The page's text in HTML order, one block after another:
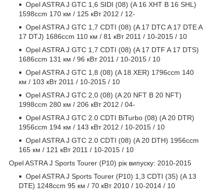
Opel ASTRA J GTC 1,6 SIDI (08) (A 16 XHT B 16 SHL)
1598ccm 170 км / 125 кВт 2012 / 12-
Opel ASTRA J GTC 1,7 CDTI (08) (A 17 DTC A 17 DTE A
17 DTJ) 1686ccm 110 км / 81 кВт 2011 / 10-2015 / 10
Opel ASTRA J GTC 1,7 CDTI (08) (A 17 DTF A 17 DTS)
1686ccm 131 км / 96 кВт 2011 / 10-2015 / 10
Opel ASTRA J GTC 1,8 (08) (A 18 XER) 1796ccm 140
км / 103 кВт 2011 / 10-2015 / 10
Opel ASTRA J GTC 2,0 (08) (A 20 NFT B 20 NFT)
1998ccm 280 км / 206 кВт 2012 / 04-
Opel ASTRA J GTC 2.0 CDTI BiTurbo (08) (A 20 DTR)
1956ccm 194 км / 143 кВт 2012 / 10-2015 / 10
Opel ASTRA J GTC 2.0 CDTI (08) (A 20 DTH) 1956ccm
165 км / 121 кВт 2011 / 10-2015 / 10
Opel ASTRA J Sports Tourer (P10) рік випуску: 2010-2015
Opel ASTRA J Sports Tourer (P10) 1,3 CDTI (35) (A 13
DTE) 1248ccm 95 км / 70 кВт 2010 / 10-2014 / 10